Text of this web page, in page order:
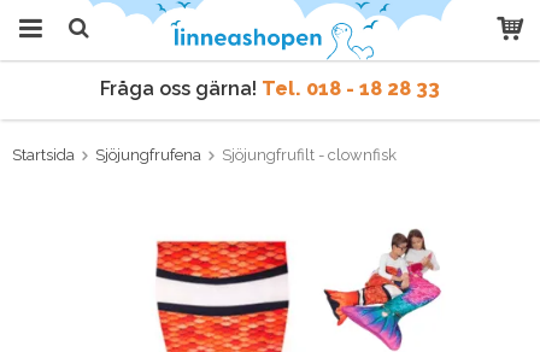
Produkten har blivit tillagd i
Fråga oss gärna! Tel. 018 - 18 28 33
Vi skickar samma dagvid order före kl 9 vardagar.
Vi skickar samma dagvid order före kl 9 vardagar.
Startsida Sjöjungfrufena Sjöjungfrufilt - clownfisk